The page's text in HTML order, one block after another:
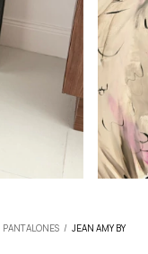
PANTALONES / JEAN AMY BY